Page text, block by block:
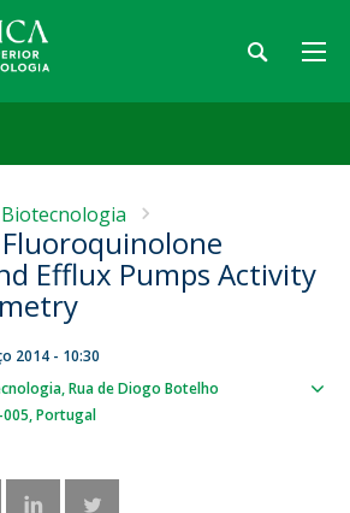
Efflux Pumps Activity
2014 - 10:30
Rua de Diogo Botelho
Portugal